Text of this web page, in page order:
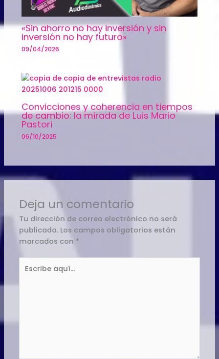
«Sin ahorro no hay inversión y sin
inversión no hay futuro»
09/04/2026
Convicciones y coherencia en tiempos
de cambio: la mirada de Luis Mario
Pastori
06/10/2025
Deja un comentario
Tu dirección de correo electrónico no será
publicada. Los campos obligatorios están
marcados con *
aquí...